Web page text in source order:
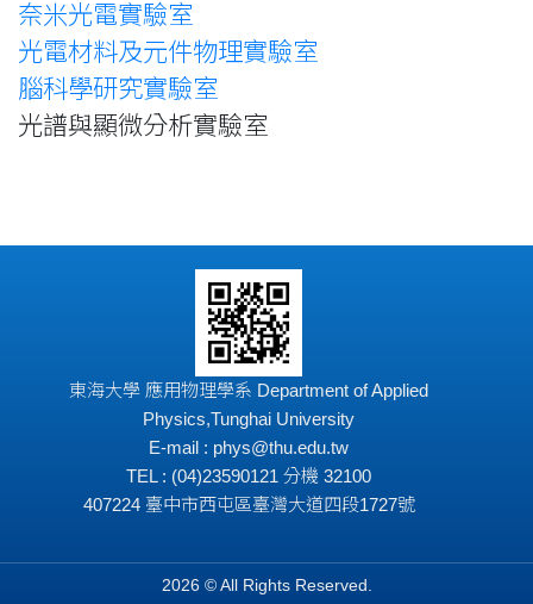
奈米光電實驗室
光電材料及元件物理實驗室
腦科學研究實驗室
光譜與顯微分析實驗室
東海大學 應用物理學系 Department of Applied
Physics,Tunghai University
E-mail : phys@thu.edu.tw
TEL : (04)23590121 分機 32100
407224 臺中市西屯區臺灣大道四段1727號
2026 © All Rights Reserved.